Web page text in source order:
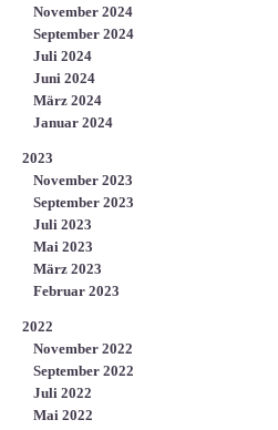
November 2024
September 2024
Juli 2024
Juni 2024
März 2024
Januar 2024
2023
November 2023
September 2023
Juli 2023
Mai 2023
März 2023
Februar 2023
2022
November 2022
September 2022
Juli 2022
Mai 2022